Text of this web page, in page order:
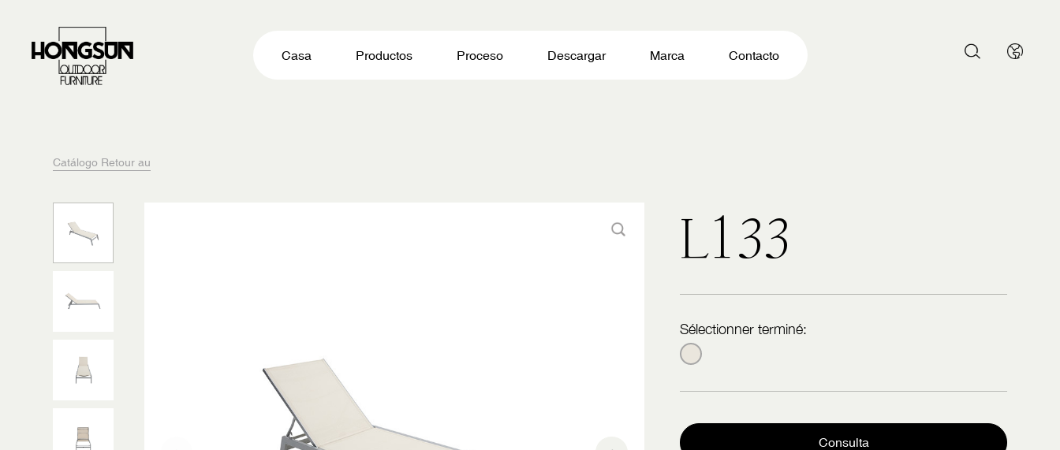
Casa Productos Proceso Descargar Marca Contacto
Catálogo Retour au
L1 33
Sélectionner terminé:
Consulta